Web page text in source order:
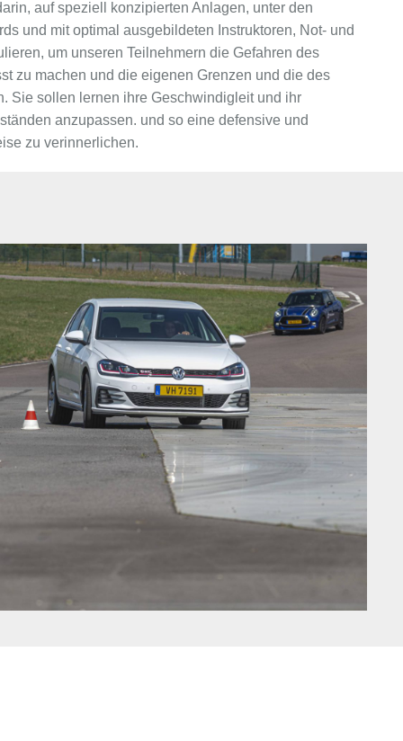
auf speziell konzipierten Anlagen, unter den
und mit optimal ausgebildeten Instruktoren, Not- und
um unseren Teilnehmern die Gefahren des
zu machen und die eigenen Grenzen und die des
Sie sollen lernen ihre Geschwindigleit und ihr
anzupassen. und so eine defensive und
zu verinnerlichen.